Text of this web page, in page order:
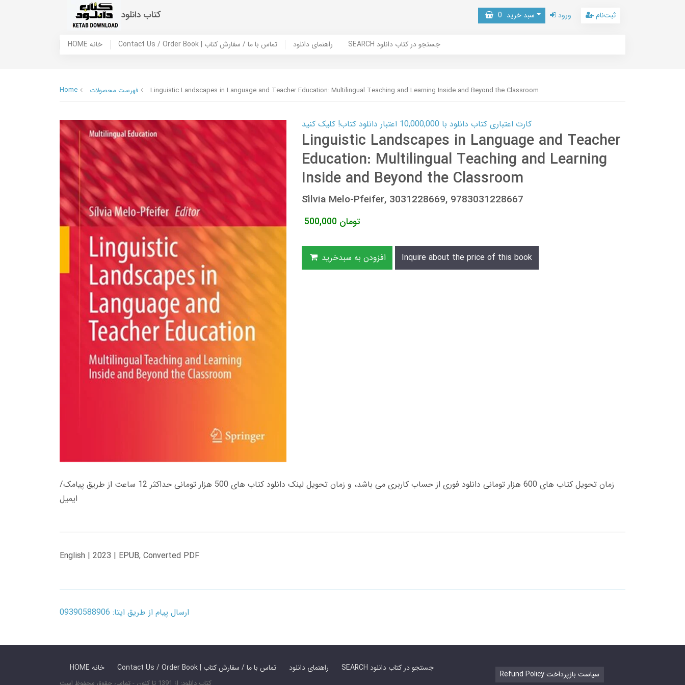
کتاب دانلود سبد خرید 0 ورود ثبت‌نام
HOME خانه Contact Us / Order Book | تماس با ما / سفارش کتاب راهنمای دانلود SEARCH جستجو در کتاب دانلود
Home فهرست محصولات Linguistic Landscapes in Language and Teacher Education: Multilingual Teaching and Learning Inside and Beyond the Classroom
کارت اعتباری کتاب دانلود با 10,000,000 اعتبار دانلود کتاب! کلیک کنید
Linguistic Landscapes in Language and Teacher
Education: Multilingual Teaching and Learning
Inside and Beyond the Classroom
Sílvia Melo-Pfeifer, 3031228669, 9783031228667
500,000 تومان
افزودن به سبدخرید Inquire about the price of this book
زمان تحویل کتاب های 600 هزار تومانی دانلود فوری از حساب کاربری می باشد، و زمان تحویل لینک دانلود کتاب های 500 هزار تومانی حداکثر 12 ساعت از طریق پیامک/
ایمیل
English | 2023 | EPUB, Converted PDF
ارسال پیام از طریق ایتا: 09390588906
HOME خانه Contact Us / Order Book | تماس با ما / سفارش کتاب راهنمای دانلود SEARCH جستجو در کتاب دانلود
Refund Policy سیاست بازپرداخت